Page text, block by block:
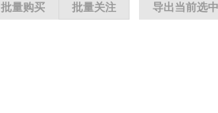
批量购买 批量关注 导出当前选中